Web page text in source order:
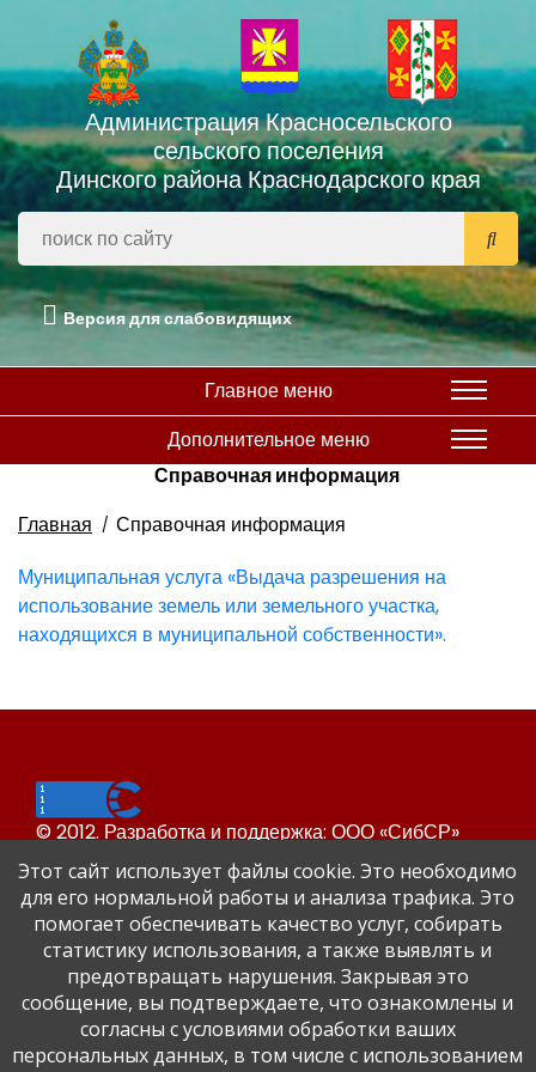
Администрация Красносельского
сельского поселения
Динского района Краснодарского края
Версия для слабовидящих
Главное меню
Дополнительное меню
Справочная информация
Главная
Справочная информация
Муниципальная услуга «Выдача разрешения на
использование земель или земельного участка,
находящихся в муниципальной собственности».
© 2012. Разработка и поддержка: ООО «СибСР»
Все права защищены законом и международными
соглашениями.
Сайт Динского района
Этот сайт использует файлы cookie. Это необходимо
для его нормальной работы и анализа трафика. Это
помогает обеспечивать качество услуг, собирать
статистику использования, а также выявлять и
предотвращать нарушения. Закрывая это
сообщение, вы подтверждаете, что ознакомлены и
согласны с условиями обработки ваших
персональных данных, в том числе с использованием